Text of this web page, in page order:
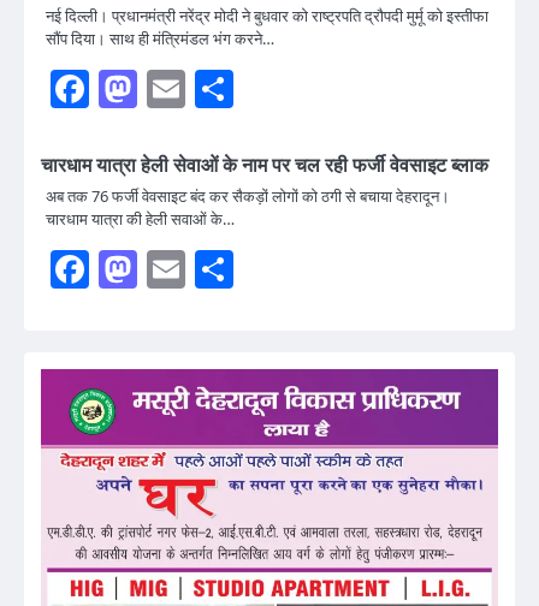
नई दिल्ली। प्रधानमंत्री नरेंद्र मोदी ने बुधवार को राष्ट्रपति द्रौपदी मुर्मू को इस्तीफा
सौंप दिया। साथ ही मंत्रिमंडल भंग करने…
Facebook
Mastodon
Email
चारधाम यात्रा हेली सेवाओं के नाम पर चल रही फर्जी वेवसाइट ब्लाक
अब तक 76 फर्जी वेवसाइट बंद कर सैकड़ों लोगों को ठगी से बचाया देहरादून।
चारधाम यात्रा की हेली सवाओं के…
Facebook
Mastodon
Email